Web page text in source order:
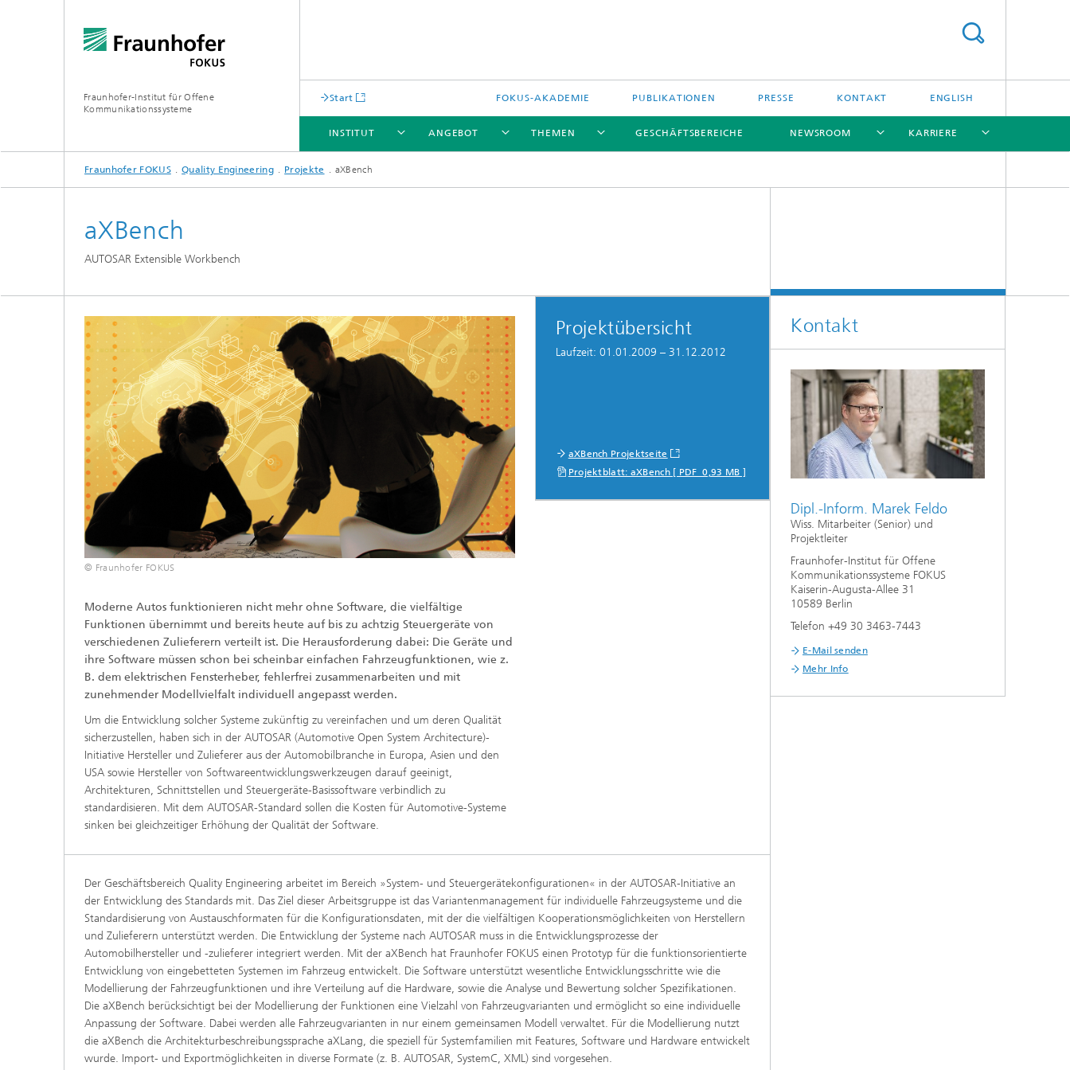
Fraunhofer-Institut für Offene
Kommunikationssysteme
Start FOKUS-AKADEMIE PUBLIKATIONEN PRESSE KONTAKT ENGLISH
INSTITUT
INSTITUT
ANGEBOT
ANGEBOT
THEMEN
THEMEN
GESCHÄFTSBEREICHE NEWSROOM
NEWSROOM
KARRIERE
KARRIERE
Fraunhofer FOKUS Quality Engineering Projekte aXBench
aXBench
AUTOSAR Extensible Workbench
© Fraunhofer FOKUS
Moderne Autos funktionieren nicht mehr ohne Software, die vielfältige
Funktionen übernimmt und bereits heute auf bis zu achtzig Steuergeräte von
verschiedenen Zulieferern verteilt ist. Die Herausforderung dabei: Die Geräte und
ihre Software müssen schon bei scheinbar einfachen Fahrzeugfunktionen, wie z.
B. dem elektrischen Fensterheber, fehlerfrei zusammenarbeiten und mit
zunehmender Modellvielfalt individuell angepasst werden.
Um die Entwicklung solcher Systeme zukünftig zu vereinfachen und um deren Qualität
sicherzustellen, haben sich in der AUTOSAR (Automotive Open System Architecture)-
Initiative Hersteller und Zulieferer aus der Automobilbranche in Europa, Asien und den
USA sowie Hersteller von Softwareentwicklungswerkzeugen darauf geeinigt,
Architekturen, Schnittstellen und Steuergeräte-Basissoftware verbindlich zu
standardisieren. Mit dem AUTOSAR-Standard sollen die Kosten für Automotive-Systeme
sinken bei gleichzeitiger Erhöhung der Qualität der Software.
Projektübersicht
Laufzeit: 01.01.2009 – 31.12.2012
aXBench Projektseite
Projektblatt: aXBench [ PDF 0,93 MB ]
Der Geschäftsbereich Quality Engineering arbeitet im Bereich »System- und Steuergerätekonfigurationen« in der AUTOSAR-Initiative an
der Entwicklung des Standards mit. Das Ziel dieser Arbeitsgruppe ist das Variantenmanagement für individuelle Fahrzeugsysteme und die
Standardisierung von Austauschformaten für die Konfigurationsdaten, mit der die vielfältigen Kooperationsmöglichkeiten von Herstellern
und Zulieferern unterstützt werden. Die Entwicklung der Systeme nach AUTOSAR muss in die Entwicklungsprozesse der
Automobilhersteller und -zulieferer integriert werden. Mit der aXBench hat Fraunhofer FOKUS einen Prototyp für die funktionsorientierte
Entwicklung von eingebetteten Systemen im Fahrzeug entwickelt. Die Software unterstützt wesentliche Entwicklungsschritte wie die
Modellierung der Fahrzeugfunktionen und ihre Verteilung auf die Hardware, sowie die Analyse und Bewertung solcher Spezifikationen.
Die aXBench berücksichtigt bei der Modellierung der Funktionen eine Vielzahl von Fahrzeugvarianten und ermöglicht so eine individuelle
Anpassung der Software. Dabei werden alle Fahrzeugvarianten in nur einem gemeinsamen Modell verwaltet. Für die Modellierung nutzt
die aXBench die Architekturbeschreibungssprache aXLang, die speziell für Systemfamilien mit Features, Software und Hardware entwickelt
wurde. Import- und Exportmöglichkeiten in diverse Formate (z. B. AUTOSAR, SystemC, XML) sind vorgesehen.
Kontakt
Dipl.-Inform. Marek Feldo
Wiss. Mitarbeiter (Senior) und
Projektleiter
Fraunhofer-Institut für Offene
Kommunikationssysteme FOKUS
Kaiserin-Augusta-Allee 31
10589 Berlin
Telefon +49 30 3463-7443
E-Mail senden
Mehr Info